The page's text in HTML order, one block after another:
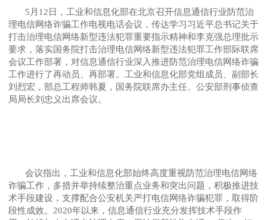
5月12日，工业和信息化部在北京召开信息通信行业防范治
理电信网络诈骗工作电视电话会议，传达学习习近平总书记关于
打击治理电信网络新型违法犯罪重要指示精神和李克强总理批示
要求，落实国务院打击治理电信网络新型违法犯罪工作部际联席
会议工作部署，对信息通信行业深入推进防范治理电信网络诈骗
工作进行了再动员、再部署。工业和信息化部党组成员、副部长
刘烈宏，部总工程师韩夏，国务院联席办主任、公安部刑事侦查
局局长刘忠义出席会议。
会议指出，工业和信息化部始终高度重视防范治理电信网络
诈骗工作，多措并举持续整治重点业务和突出问题，积极推进技
术手段建设，支撑配合公安机关严打电信网络诈骗犯罪，取得阶
段性成效。2020年以来，信息通信行业充分发挥技术手段作